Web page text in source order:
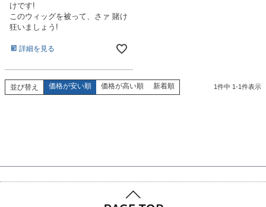
けです!
このウィッグを被って、さァ 賭け
狂いましょう!
詳細を見る
並び替え 価格が安い順 価格が高い順 新着順 1件中 1-1件表示